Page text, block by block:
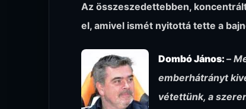
Az összeszedettebben,
el, amivel ismét nyitottá tette a
Dombó János: –
emberhátrányt
vétettünk, a